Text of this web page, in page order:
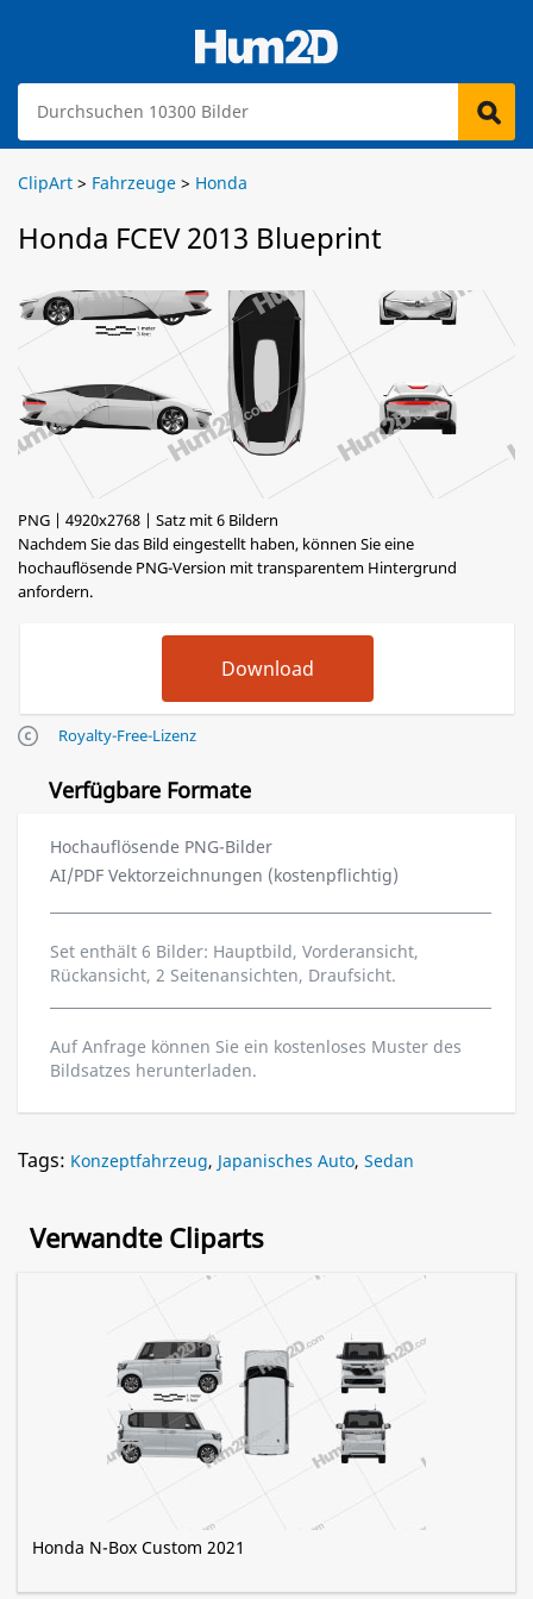
ClipArt > Fahrzeuge > Honda
Honda FCEV 2013 Blueprint
PNG | 4920x2768 | Satz mit 6 Bildern
Nachdem Sie das Bild eingestellt haben, können Sie eine
hochauflösende PNG-Version mit transparentem Hintergrund
anfordern.
Royalty-Free-Lizenz
Verfügbare Formate
Hochauflösende PNG-Bilder
AI/PDF Vektorzeichnungen (kostenpflichtig)
Set enthält 6 Bilder: Hauptbild, Vorderansicht,
Rückansicht, 2 Seitenansichten, Draufsicht.
Auf Anfrage können Sie ein kostenloses Muster des
Bildsatzes herunterladen.
Tags: Konzeptfahrzeug, Japanisches Auto, Sedan
Verwandte Cliparts
Honda N-Box Custom 2021